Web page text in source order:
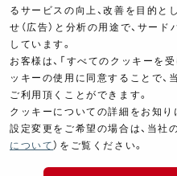
イベントスケジュール
ツーリングブレイクタイム
製品ポスター
るサービスの向上、改善を目的と
せ（広告）と分析の用途で、サー
しています。
お客様は、「すべてのクッキーを
ッキーの使用に同意することで、
ご利用頂くことができます。
クッキーについての詳細をお知り
設定変更をご希望の場合は、当社
について ）をご覧ください。